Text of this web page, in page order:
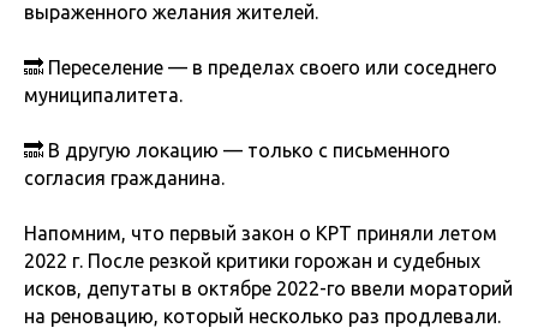
выраженного желания жителей.
🔜 Переселение — в пределах своего или соседнего
муниципалитета.
🔜 В другую локацию — только с письменного
согласия гражданина.
Напомним, что первый закон о КРТ приняли летом
2022 г. После резкой критики горожан и судебных
исков, депутаты в октябре 2022-го ввели мораторий
на реновацию, который несколько раз продлевали.